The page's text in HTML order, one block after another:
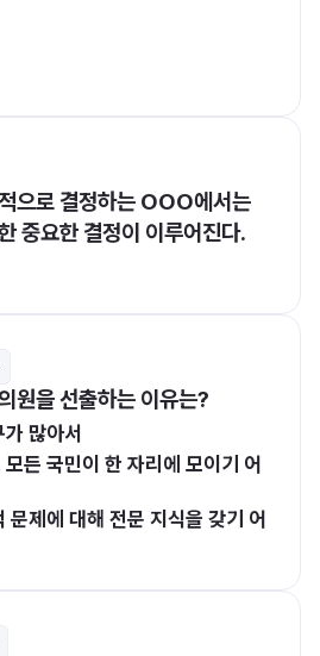
으로 결정하는 OOO에서는
중요한 결정이 이루어진다.
원을 선출하는 이유는?
많아서
든 국민이 한 자리에 모이기 어
문제에 대해 전문 지식을 갖기 어